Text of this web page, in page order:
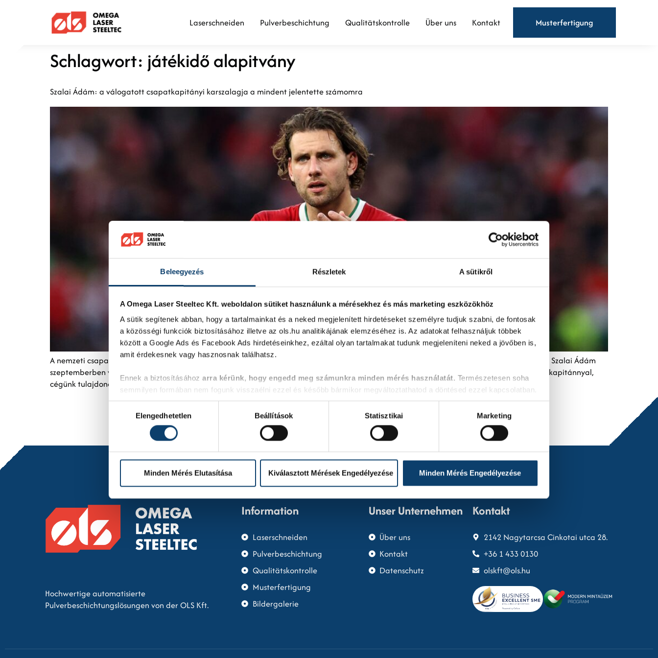
Beleegyezés Részletek A sütikről
A Omega Laser Steeltec Kft. weboldalon sütiket használunk a mérésekhez és más marketing eszközökhöz
A sütik segítenek abban, hogy a tartalmainkat és a neked megjelenített hirdetéseket személyre tudjuk szabni, de fontosak
a közösségi funkciók biztosításához illetve az ols.hu analitikájának elemzéséhez is. Az adatokat felhasználjuk többek
között a Google Ads és Facebook Ads hirdetéseinkhez, ezáltal olyan tartalmakat tudunk megjeleníteni neked a jövőben is,
amit érdekesnek vagy hasznosnak találhatsz.
Ennek a biztosításához arra kérünk, hogy engedd meg számunkra minden mérés használatát. Természetesen soha
semmilyen formában nem fogunk visszaélni ezzel és később bármikor megváltoztathatod a döntésed ezzel kapcsolatban.
Előre is köszönjük!
kiválasztásaElengedhetetlen Beállítások Statisztikai Marketing
Minden Mérés Elutasítása Kiválasztott Mérések Engedélyezése Minden Mérés Engedélyezése
Laserschneiden Pulverbeschichtung Qualitätskontrolle Über uns Kontakt Musterfertigung
Schlagwort: játékidő alapitvány
Szalai Ádám: a válogatott csapatkapitányi karszalagja a mindent jelentette számomra
A nemzeti csapatban eltöltött tizenhárom évvel, 86 fellépésen elért 26 góllal és két felejthetetlen európa bajnoki szerepléssel a háta mögött Szalai Ádám
szeptemberben visszavonult a válogatottól. Néhány héttel a Nemzetek Ligája menetelést lezáró búcsúmeccsét követően a leköszönő csapatkapitánnyal,
cégünk tulajdonosával a labdarúgásról, a válogatottról, jótékonyságról és az OLS-ről beszélgettünk. Interjú.
Hochwertige automatisierte
Pulverbeschichtungslösungen von der OLS Kft.
Information
Laserschneiden
Pulverbeschichtung
Qualitätskontrolle
Musterfertigung
Bildergalerie
Unser Unternehmen
Über uns
Kontakt
Datenschutz
Kontakt
2142 Nagytarcsa Cinkotai utca 28.
+36 1 433 0130
olskft@ols.hu